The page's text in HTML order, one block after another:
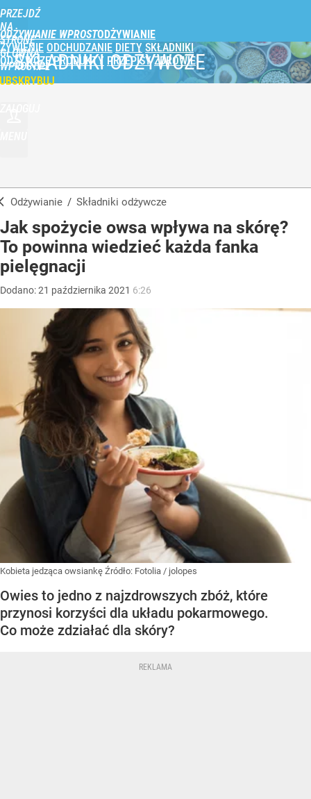
PRZEJDŹ
NA
STRONĘ
GŁÓWNĄ
WPROST.PL
ODŻYWIANIE WPROST
ŻYWIENIE ODCHUDZANIE DIETY SKŁADNIKI
ODŻYWCZE PRODUKTY PRZEPISY ZDROWIE
SKŁADNIKI ODŻYWCZE
Odżywianie / Składniki odżywcze
Jak spożycie owsa wpływa na skórę?
To powinna wiedzieć każda fanka
pielęgnacji
Dodano:21 października 2021 6:26
Kobieta jedząca owsiankę Źródło: Fotolia / jolopes
Owies to jedno z najzdrowszych zbóż, które
przynosi korzyści dla układu pokarmowego.
Co może zdziałać dla skóry?